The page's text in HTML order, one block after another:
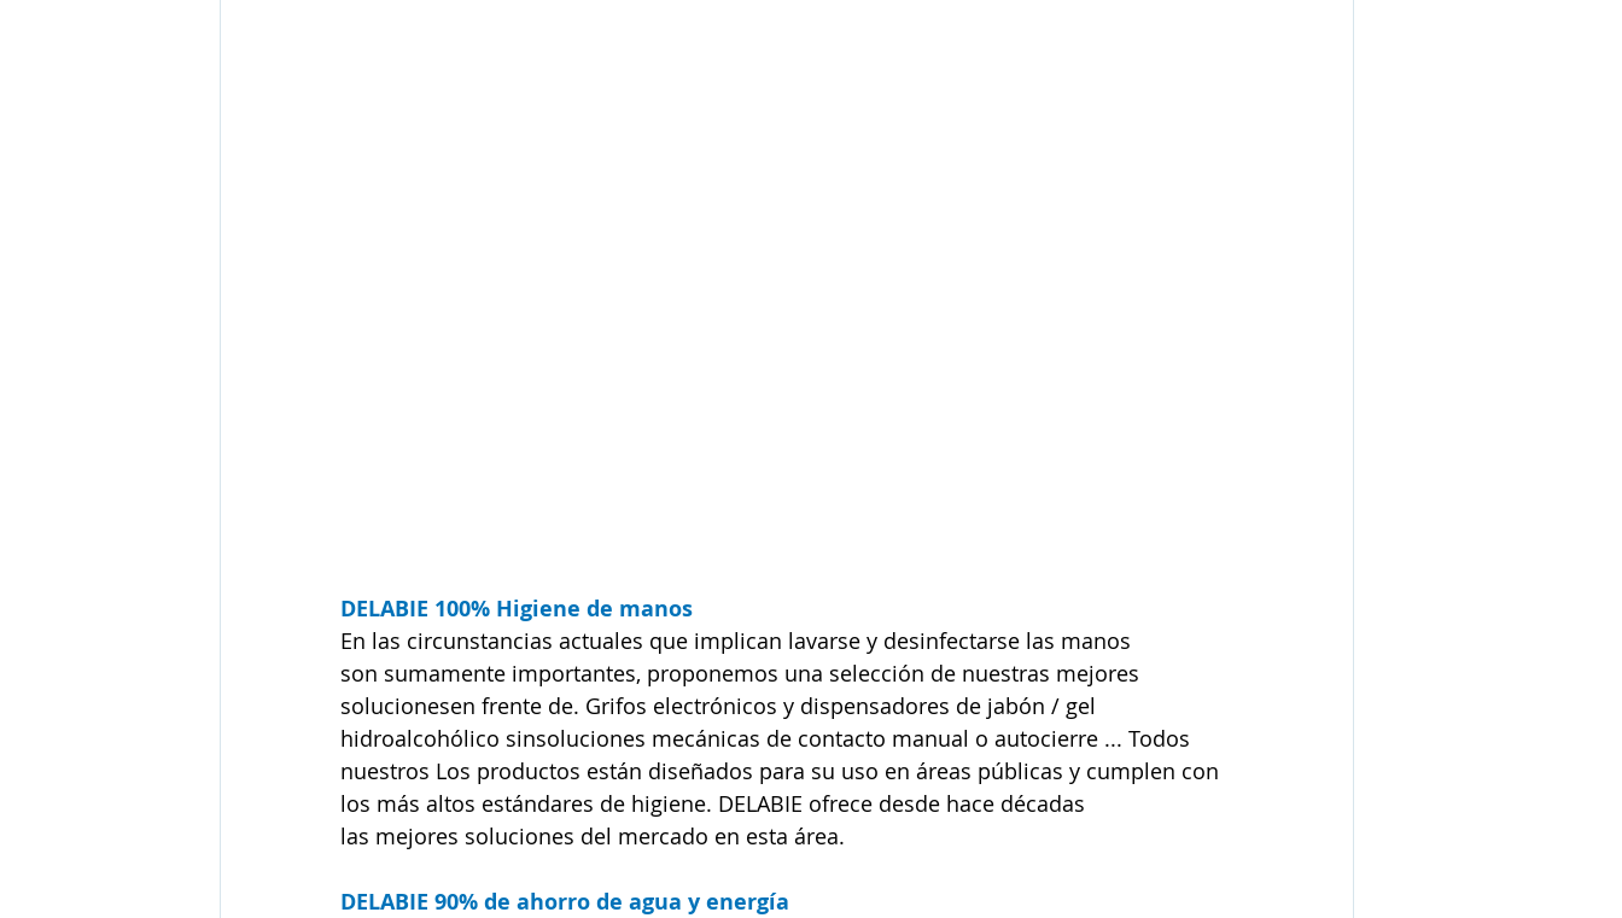
DELABIE 100% Higiene de manos
En las circunstancias actuales que implican lavarse y desinfectarse las manos
son sumamente importantes, proponemos una selección de nuestras mejores
solucionesen frente de. Grifos electrónicos y dispensadores de jabón / gel
hidroalcohólico sinsoluciones mecánicas de contacto manual o autocierre ... Todos
nuestros Los productos están diseñados para su uso en áreas públicas y cumplen con
los más altos estándares de higiene. DELABIE ofrece desde hace décadas
las mejores soluciones del mercado en esta área.
DELABIE 90% de ahorro de agua y energía